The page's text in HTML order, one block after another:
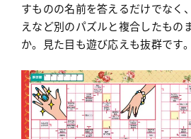
すものの名前を答えるだけでなく
えなど別のパズルと複合したもの
か。見た目も遊び応えも抜群です。